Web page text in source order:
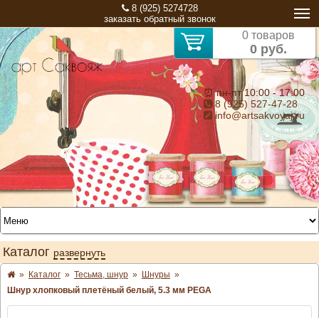
8 (925) 5274728
заказать обратный звонок
0 товаров
0 руб.
⏰ пн-пт 10:00 - 17:00
8 (925) 527-47-28
info@artsakvoyaj.ru
Каталог развернуть
» Каталог » Тесьма, шнур » Шнуры »
Шнур хлопковый плетёный белый, 5.3 мм PEGA